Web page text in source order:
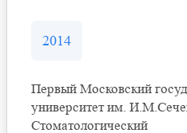
2014
Первый Московский
университет им.
Стоматологический